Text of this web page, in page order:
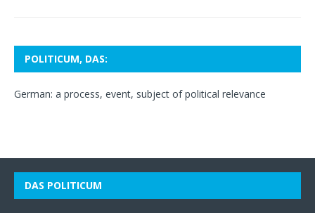
POLITICUM, DAS:
German: a process, event, subject of political relevance
DAS POLITICUM